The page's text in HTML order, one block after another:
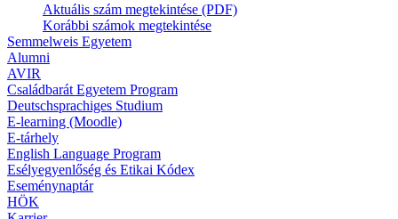
Aktuális szám megtekintése (PDF)
Korábbi számok megtekintése
Semmelweis Egyetem
Alumni
AVIR
Családbarát Egyetem Program
Deutschsprachiges Studium
E-learning (Moodle)
E-tárhely
English Language Program
Esélyegyenlőség és Etikai Kódex
Eseménynaptár
HÖK